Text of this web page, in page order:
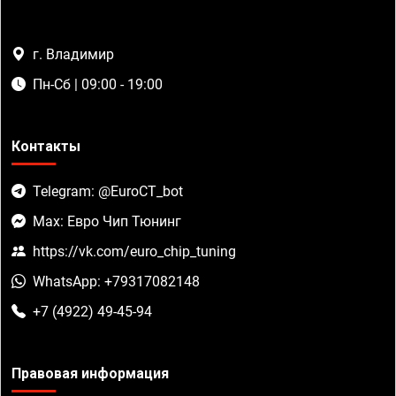
г. Владимир
Пн-Сб | 09:00 - 19:00
Контакты
Telegram: @EuroCT_bot
Max: Евро Чип Тюнинг
https://vk.com/euro_chip_tuning
WhatsApp: +79317082148
+7 (4922) 49-45-94
Правовая информация